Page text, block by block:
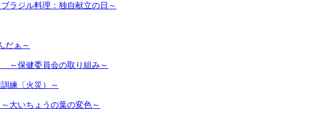
ジル料理：独自献立の日～
だぁ～
健委員会の取り組み～
〔火災）～
いちょうの葉の変色～